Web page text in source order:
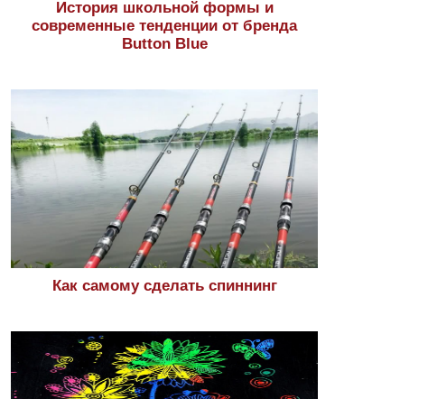
История школьной формы и
современные тенденции от бренда
Button Blue
Как самому сделать спиннинг